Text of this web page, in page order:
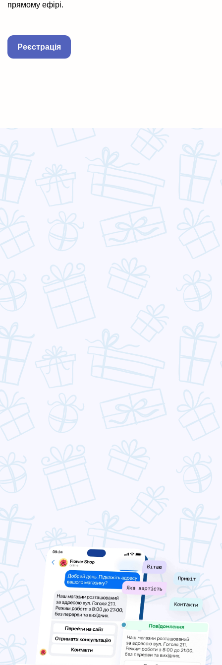
прямому ефірі.
Реєстрація
Бонус від організатора: місяць месенджер-
маркетингу безплатно
СендПульс - українська платформа автоматизації
маркетингу та продажів з 3 мільйонами клієнтів.
Активуйте промокод botfreemта отримайте доступ
до сервісу чат-ботів
безоплатно на 30 днів.
Одразу після реєстрації ви зможете:
➤ Запустити месенджер-маркетинг у Telegram,
WhatsApp, Instagram, Facebook, TikTok і Viber.
➤ Автоматизувати відповіді на типові запитання з
використанням ШІ.
➤ Продавати просто в месенджерах.
➤ Передавати інформацію про клієнтів і продажі з
чат-ботів у Google Sheets, CRM та інші сервіси.
*Акція доступна для нових платних користувачів сервісу. Після
завершення акційного періоду діє автоматичне продовження
підписки, яким можна керувати в особистому кабінеті.
Активувати купон